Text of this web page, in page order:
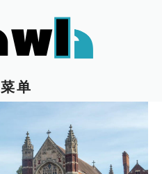
菜单